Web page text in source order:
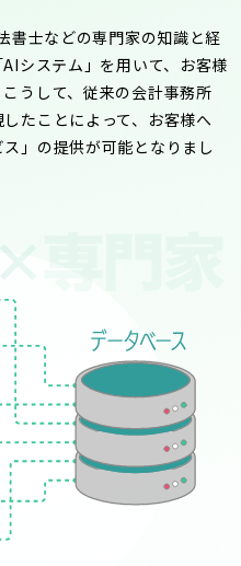
書士などの専門家の知識と経
システム」を用いて、お客様
うして、従来の会計事務所
たことによって、お客様へ
」の提供が可能となりまし